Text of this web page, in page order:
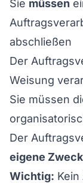
Sie müssen
abschließen
Der
Weisung
Sie müssen
Der
eigene
Wichtig: Kein